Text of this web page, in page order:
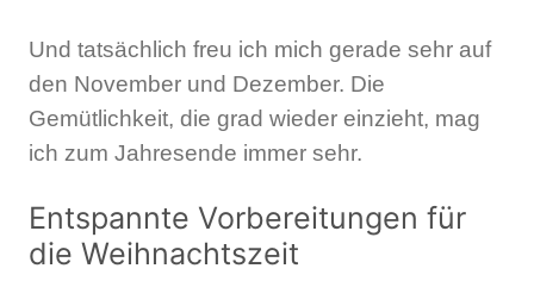
Und tatsächlich freu ich mich gerade sehr auf
den November und Dezember. Die
Gemütlichkeit, die grad wieder einzieht, mag
ich zum Jahresende immer sehr.
Entspannte Vorbereitungen für
die Weihnachtszeit